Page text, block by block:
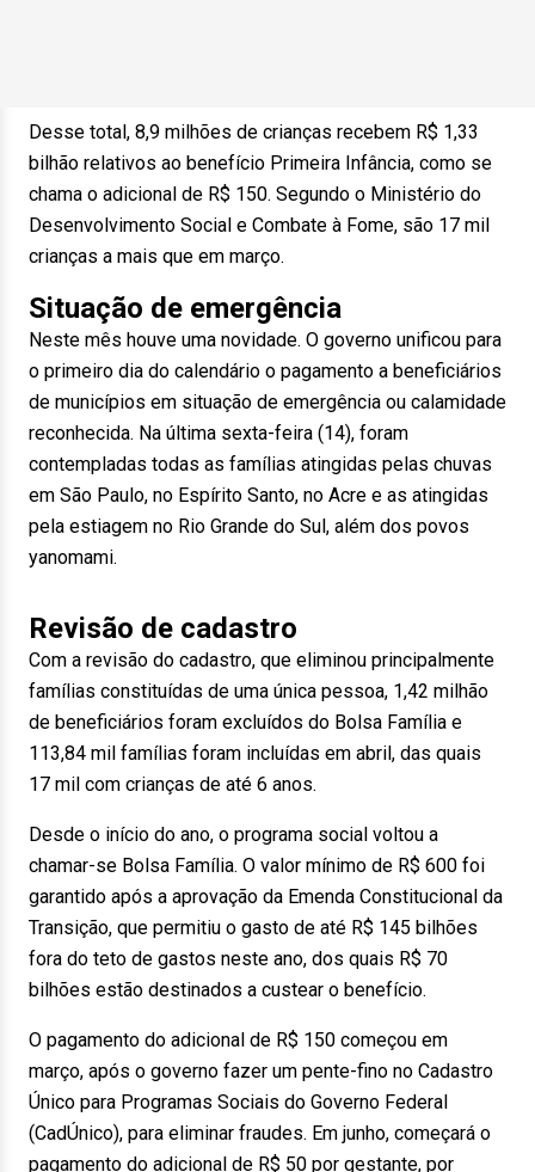
Desse total, 8,9 milhões de crianças recebem R$ 1,33
bilhão relativos ao benefício Primeira Infância, como se
chama o adicional de R$ 150. Segundo o Ministério do
Desenvolvimento Social e Combate à Fome, são 17 mil
crianças a mais que em março.
Situação de emergência
Neste mês houve uma novidade. O governo unificou para
o primeiro dia do calendário o pagamento a beneficiários
de municípios em situação de emergência ou calamidade
reconhecida. Na última sexta-feira (14), foram
contempladas todas as famílias atingidas pelas chuvas
em São Paulo, no Espírito Santo, no Acre e as atingidas
pela estiagem no Rio Grande do Sul, além dos povos
yanomami.
Revisão de cadastro
Com a revisão do cadastro, que eliminou principalmente
famílias constituídas de uma única pessoa, 1,42 milhão
de beneficiários foram excluídos do Bolsa Família e
113,84 mil famílias foram incluídas em abril, das quais
17 mil com crianças de até 6 anos.
Desde o início do ano, o programa social voltou a
chamar-se Bolsa Família. O valor mínimo de R$ 600 foi
garantido após a aprovação da Emenda Constitucional da
Transição, que permitiu o gasto de até R$ 145 bilhões
fora do teto de gastos neste ano, dos quais R$ 70
bilhões estão destinados a custear o benefício.
O pagamento do adicional de R$ 150 começou em
março, após o governo fazer um pente-fino no Cadastro
Único para Programas Sociais do Governo Federal
(CadÚnico), para eliminar fraudes. Em junho, começará o
pagamento do adicional de R$ 50 por gestante, por